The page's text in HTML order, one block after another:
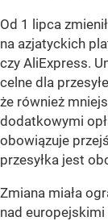
Od 1 lipca
na azjatyckich
czy AliExpress.
celne dla
że również
dodatkowymi
obowiązuje
przesyłka jest
Zmiana miała
nad